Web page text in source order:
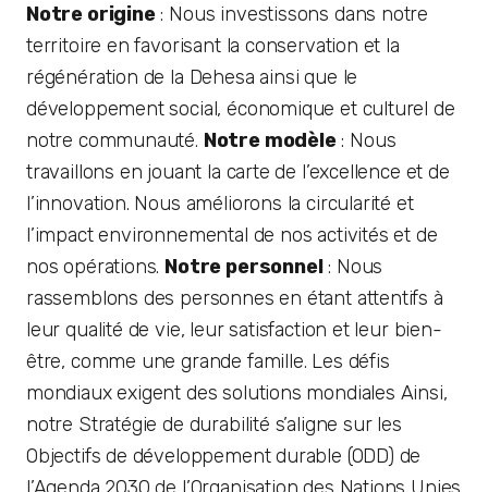
Notre origine: Nous investissons dans notre
territoire en favorisant la conservation et la
régénération de la Dehesa ainsi que le
développement social, économique et culturel de
notre communauté. Notre modèle: Nous
travaillons en jouant la carte de l’excellence et de
l’innovation. Nous améliorons la circularité et
l’impact environnemental de nos activités et de
nos opérations. Notre personnel: Nous
rassemblons des personnes en étant attentifs à
leur qualité de vie, leur satisfaction et leur bien-
être, comme une grande famille. Les défis
mondiaux exigent des solutions mondiales Ainsi,
notre Stratégie de durabilité s’aligne sur les
Objectifs de développement durable (ODD) de
l’Agenda 2030 de l’Organisation des Nations Unies